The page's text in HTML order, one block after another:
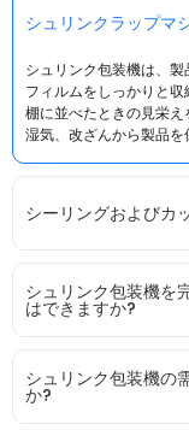
シュリンクラップマ
シュリンク包装機は、
フィルムをしっかりと収
棚に並べたときの見栄え
湿気、改ざんから製品
シーリングおよびカ
シュリンク包装機を
はできますか?
シュリンク包装機の
か?